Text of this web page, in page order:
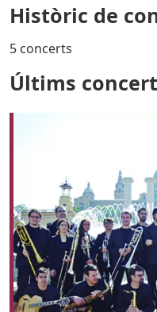
Històric de
5 concerts
Últims